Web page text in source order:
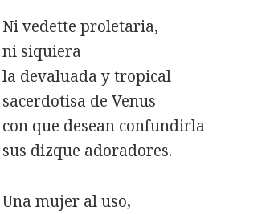
Ni vedette proletaria,
ni siquiera
la devaluada y tropical
sacerdotisa de Venus
con que desean confundirla
sus dizque adoradores.
Una mujer al uso,